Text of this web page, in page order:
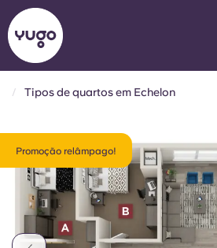
Localizações
Mais
English (US)
Chinese
Tipos de quartos em Echelon
Promoção relâmpago!